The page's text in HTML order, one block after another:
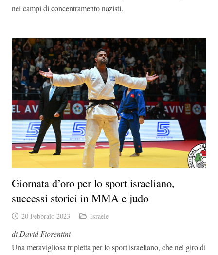
nei campi di concentramento nazisti.
Giornata d’oro per lo sport israeliano,
successi storici in MMA e judo
20 Febbraio 2023 Israele
di David Fiorentini
Una meravigliosa tripletta per lo sport israeliano, che nel giro di